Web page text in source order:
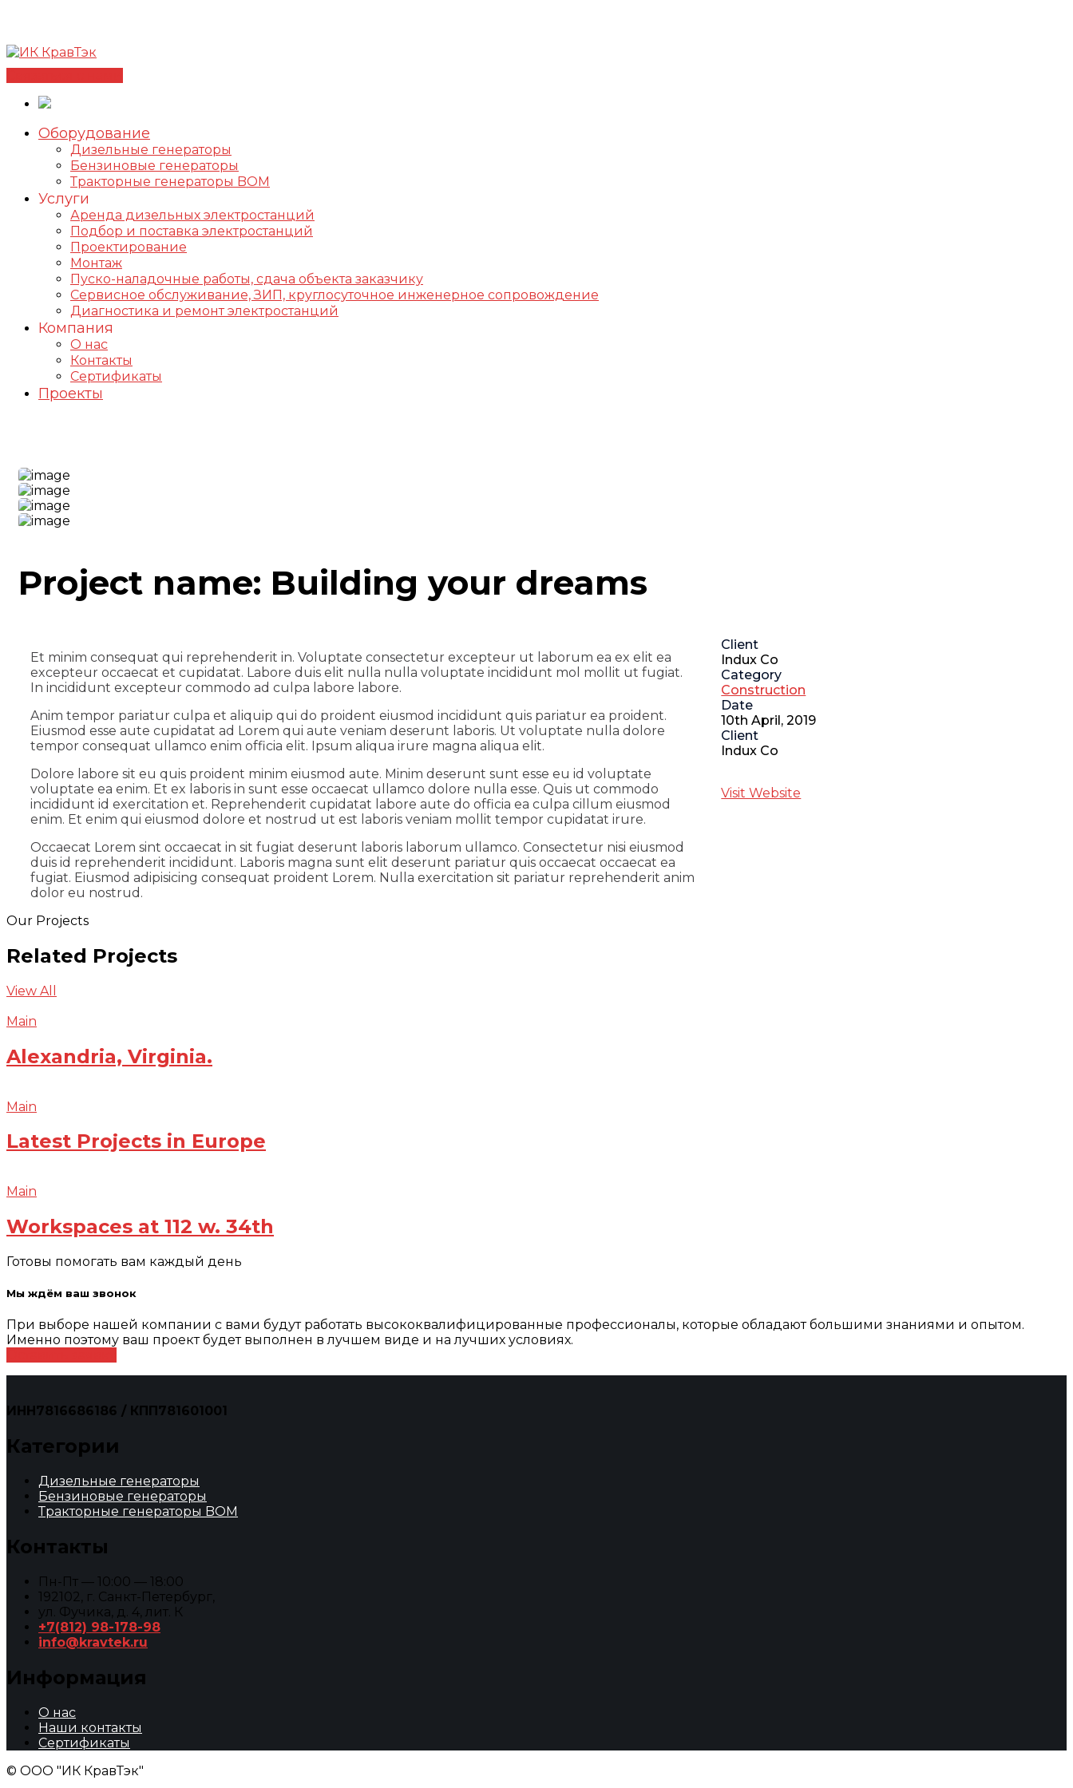
Оборудование
Дизельные генераторы
Бензиновые генераторы
Тракторные генераторы BOM
Услуги
Аренда дизельных электростанций
Подбор и поставка электростанций
Проектирование
Монтаж
Пуско-наладочные работы, сдача объекта заказчику
Сервисное обслуживание, ЗИП, круглосуточное инженерное сопровождение
Диагностика и ремонт электростанций
Компания
О нас
Контакты
Сертификаты
Проекты
Project name: Building your dreams
Et minim consequat qui reprehenderit in. Voluptate consectetur excepteur ut laborum ea ex elit ea
excepteur occaecat et cupidatat. Labore duis elit nulla nulla voluptate incididunt mol mollit ut fugiat.
In incididunt excepteur commodo ad culpa labore labore.
Anim tempor pariatur culpa et aliquip qui do proident eiusmod incididunt quis pariatur ea proident.
Eiusmod esse aute cupidatat ad Lorem qui aute veniam deserunt laboris. Ut voluptate nulla dolore
tempor consequat ullamco enim officia elit. Ipsum aliqua irure magna aliqua elit.
Dolore labore sit eu quis proident minim eiusmod aute. Minim deserunt sunt esse eu id voluptate
voluptate ea enim. Et ex laboris in sunt esse occaecat ullamco dolore nulla esse. Quis ut commodo
incididunt id exercitation et. Reprehenderit cupidatat labore aute do officia ea culpa cillum eiusmod
enim. Et enim qui eiusmod dolore et nostrud ut est laboris veniam mollit tempor cupidatat irure.
Occaecat Lorem sint occaecat in sit fugiat deserunt laboris laborum ullamco. Consectetur nisi eiusmod
duis id reprehenderit incididunt. Laboris magna sunt elit deserunt pariatur quis occaecat occaecat ea
fugiat. Eiusmod adipisicing consequat proident Lorem. Nulla exercitation sit pariatur reprehenderit anim
dolor eu nostrud.
Client
Indux Co
Category
Construction
Date
10th April, 2019
Client
Indux Co
Visit Website
Our Projects
Related Projects
View All
Main
Alexandria, Virginia.
Main
Latest Projects in Europe
Main
Workspaces at 112 w. 34th
Готовы помогать вам каждый день
Мы ждём ваш звонок
При выборе нашей компании с вами будут работать высококвалифицированные профессионалы, которые обладают большими знаниями и опытом.
Именно поэтому ваш проект будет выполнен в лучшем виде и на лучших условиях.
ИНН7816686186 / КПП781601001
Категории
Дизельные генераторы
Бензиновые генераторы
Тракторные генераторы BOM
Контакты
Пн-Пт — 10:00 — 18:00
192102, г. Санкт-Петербург,
ул. Фучика, д. 4, лит. К
+7(812) 98-178-98
info@kravtek.ru
Информация
О нас
Наши контакты
Сертификаты
© ООО "ИК КравТэк"